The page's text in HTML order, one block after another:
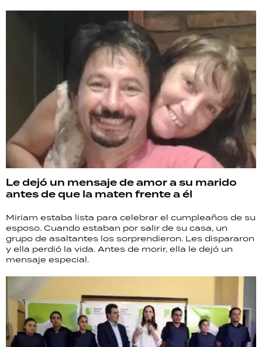
Le dejó un mensaje de amor a su marido
antes de que la maten frente a él
Miriam estaba lista para celebrar el cumpleaños de su
esposo. Cuando estaban por salir de su casa, un
grupo de asaltantes los sorprendieron. Les dispararon
y ella perdió la vida. Antes de morir, ella le dejó un
mensaje especial.